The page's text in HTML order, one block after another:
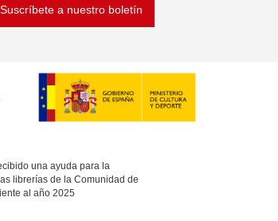
Suscríbete a nuestro boletín
una ayuda para la
librerías de la Comunidad de
al año 2025